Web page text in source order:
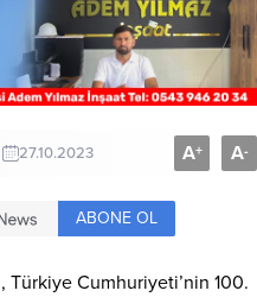
27.10.2023 A+ A-
ABONE OL
Türkiye Cumhuriyeti’nin 100.